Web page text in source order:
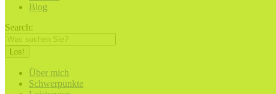
Blog
Search:
Über mich
Schwerpunkte